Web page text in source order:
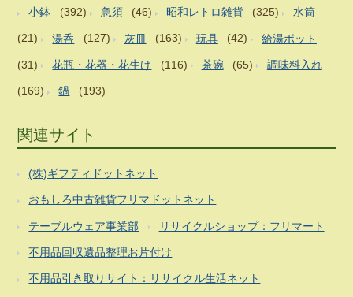
小鉢 (392) 急須 (46) 昭和レトロ雑貨 (325) 水筒
(21) 湯呑 (127) 灰皿 (163) 玩具 (42) 給湯ポット
(31) 花瓶・花器・花生け (116) 茶碗 (65) 調味料入れ
(169) 鍋 (193)
関連サイト
(株)ギフティドットネット
おもしろ中古雑貨フリマドットネット
テーブルウェア事業部 リサイクルショップ：フリマート
不用品回収遺品整理お片付け
不用品引き取りサイト：リサイクル生活ネット